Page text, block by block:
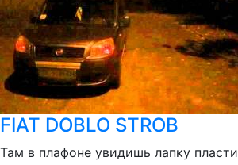
FIAT DOBLO STROB
Там в плафоне увидишь лапку